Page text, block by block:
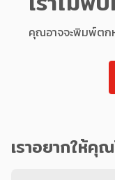
คุณอาจจะพิมพ์ตก
เราอยากให้คุ